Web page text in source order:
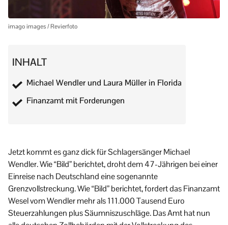
imago images / Revierfoto
INHALT
Michael Wendler und Laura Müller in Florida
Finanzamt mit Forderungen
Jetzt kommt es ganz dick für Schlagersänger Michael
Wendler. Wie “Bild” berichtet, droht dem 47-Jährigen bei einer
Einreise nach Deutschland eine sogenannte
Grenzvollstreckung. Wie “Bild” berichtet, fordert das Finanzamt
Wesel vom Wendler mehr als 111.000 Tausend Euro
Steuerzahlungen plus Säumniszuschläge. Das Amt hat nun